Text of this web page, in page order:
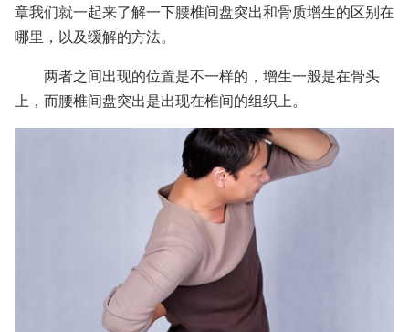
章我们就一起来了解一下腰椎间盘突出和骨质增生的区别在
哪里，以及缓解的方法。
两者之间出现的位置是不一样的，增生一般是在骨头
上，而腰椎间盘突出是出现在椎间的组织上。